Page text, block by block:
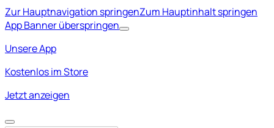
Zur Hauptnavigation springenZum Hauptinhalt springen
App Banner überspringen
Unsere App
Kostenlos im Store
Jetzt anzeigen